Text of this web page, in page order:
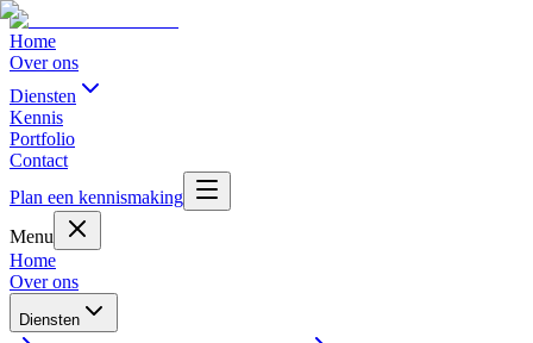
Home
Over ons
Diensten
Kennis
Portfolio
Contact
Plan een kennismaking
Menu
Home
Over ons
Diensten